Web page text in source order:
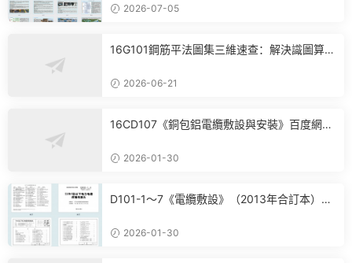
2026-07-05
16G101鋼筋平法圖集三維速查：解決識圖算
2026-06-21
16CD107《銅包鋁電纜敷設與安裝》百度網盤
2026-01-30
D101-1～7《電纜敷設》（2013年合訂本）百
2026-01-30